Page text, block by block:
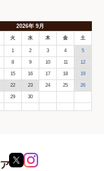
2026年9月
火 水 木 金 土
1 2 3 4 5
8 9 10 11 12
15 16 17 18 19
22 23 24 25 26
29 30